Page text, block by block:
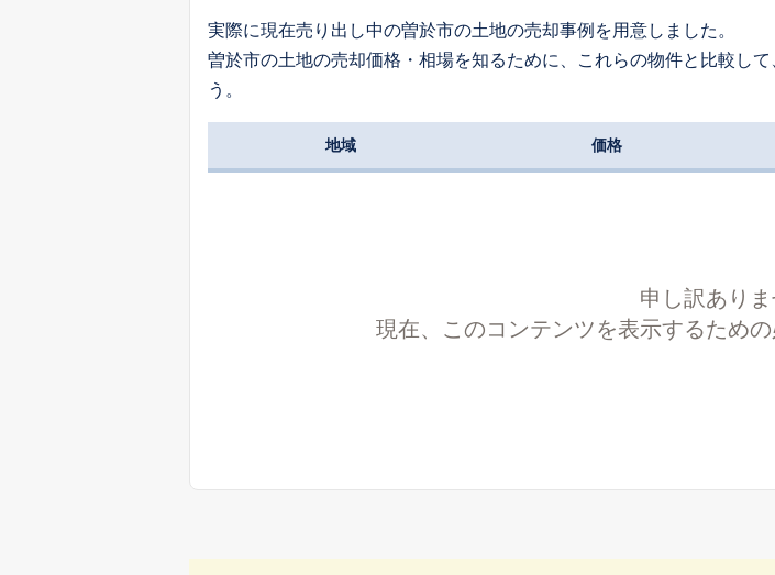
実際に現在売り出し中の曽於市の土地の売却事例を用意しました。
曽於市の土地の売却価格・相場を知るために、これらの物件と比較し
う。
地域 価格
申し訳ありま
現在、このコンテンツを表示するため